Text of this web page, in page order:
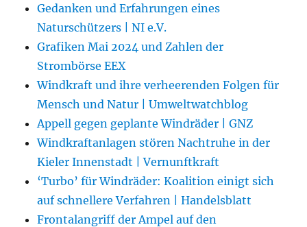
Gedanken und Erfahrungen eines
Naturschützers | NI e.V.
Grafiken Mai 2024 und Zahlen der
Strombörse EEX
Windkraft und ihre verheerenden Folgen für
Mensch und Natur | Umweltwatchblog
Appell gegen geplante Windräder | GNZ
Windkraftanlagen stören Nachtruhe in der
Kieler Innenstadt | Vernunftkraft
‘Turbo’ für Windräder: Koalition einigt sich
auf schnellere Verfahren | Handelsblatt
Frontalangriff der Ampel auf den